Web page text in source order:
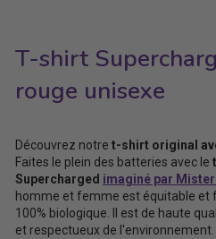
T-shirt
rouge unisexe
Découvrez notre t-shirt original
Faites le plein des batteries avec le
Supercharged imaginé par Mister
homme et femme est équitable et
100% biologique. Il est de haute
et respectueux de l'environnement.